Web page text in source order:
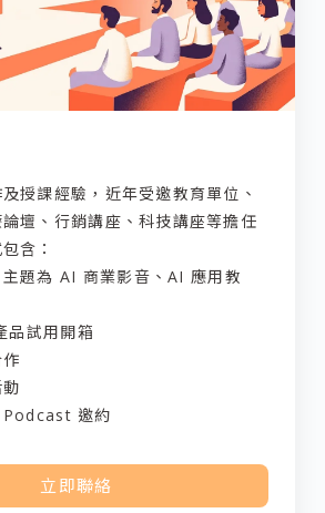
授課經驗，近年受邀教育單位、
壇、行銷講座、科技講座等擔任
含：
題為 AI 商業影音、AI 應用教
品試用開箱
Podcast 邀約
立即聯絡